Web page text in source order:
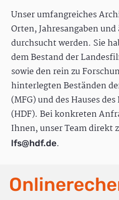
Unser umfangreiches
Orten, Jahresangaben
durchsucht werden. Sie
dem Bestand der
sowie den rein zu
hinterlegten Beständen
(MFG) und des Hauses
(HDF). Bei konkreten
Ihnen, unser Team direkt
lfs@hdf.de.